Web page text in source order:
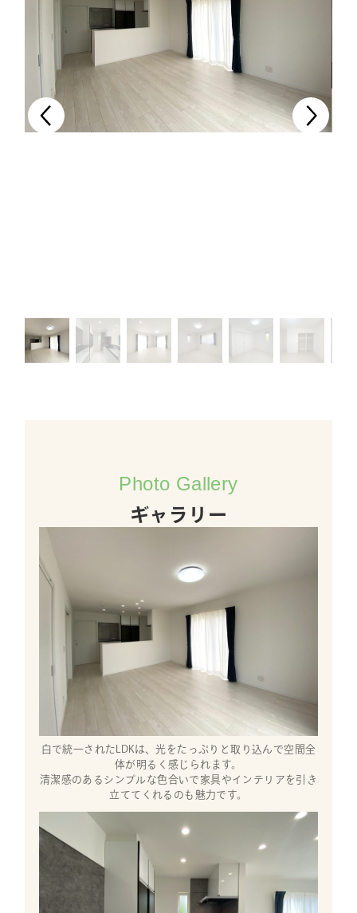
Photo Gallery
ギャラリー
白で統一されたLDKは、光をたっぷりと取り込んで空間全
体が明るく感じられます。
清潔感のあるシンプルな色合いで家具やインテリアを引き
立ててくれるのも魅力です。